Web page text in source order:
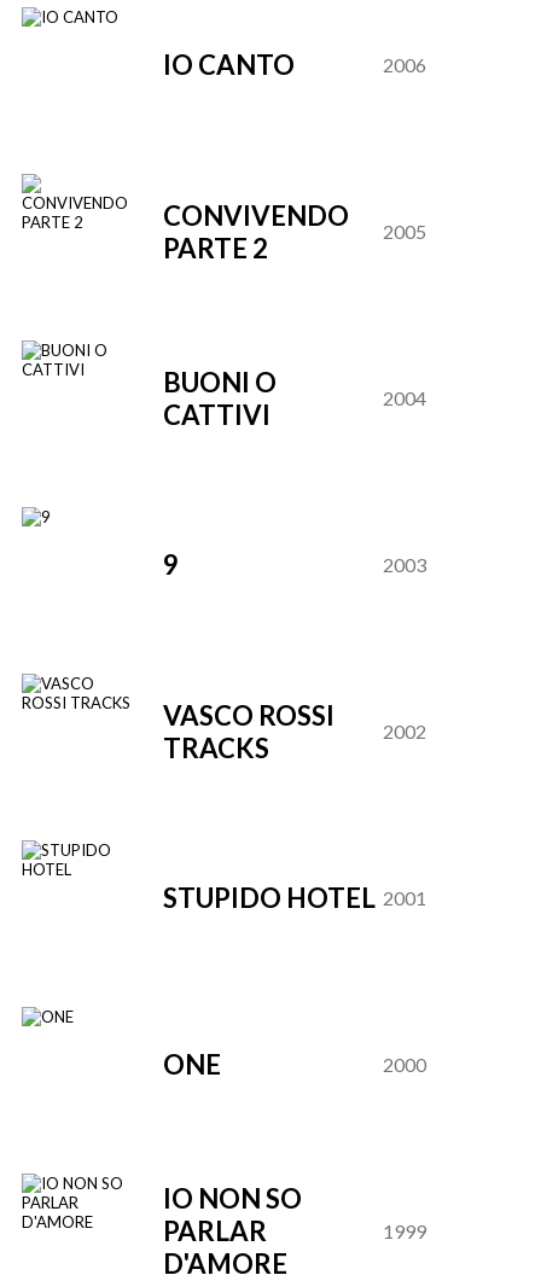
IO CANTO 2006
CONVIVENDO
PARTE 2
2005
BUONI O
CATTIVI
2004
9 2003
VASCO ROSSI
TRACKS
2002
STUPIDO HOTEL 2001
ONE 2000
IO NON SO
PARLAR
D'AMORE
1999